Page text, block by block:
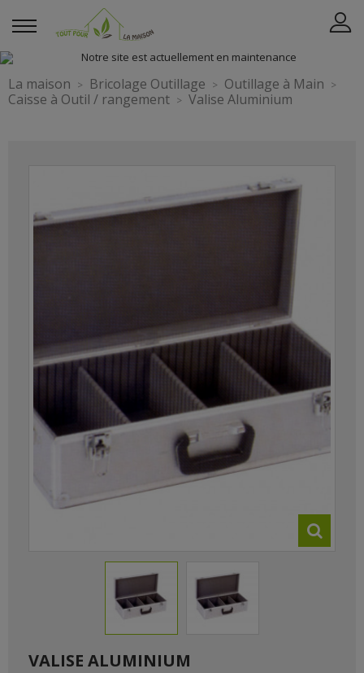
La maison Bricolage Outillage
Outillage à Main
Caisse à Outil / rangement
Valise Aluminium
VALISE ALUMINIUM